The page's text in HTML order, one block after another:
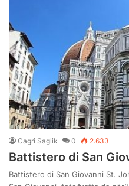
Cagri Saglik 0 2.633
Battistero di San
Battistero di San Giovanni St.